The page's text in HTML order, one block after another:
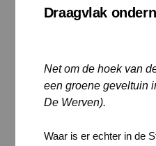
Draagvlak
Net om de hoek van
een groene geveltuin
De Werven).
Waar is er echter in de